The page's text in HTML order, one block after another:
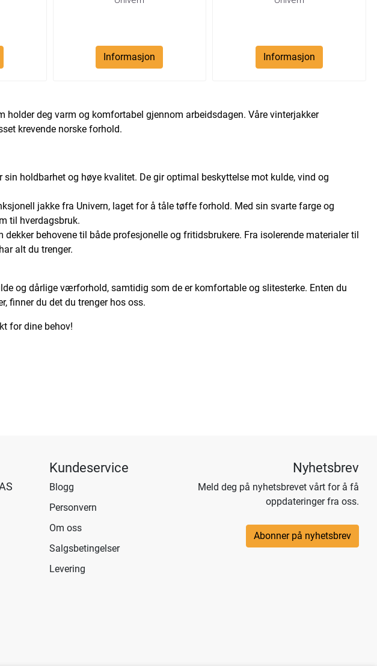
Informasjon Informasjon
holder deg varm og komfortabel gjennom arbeidsdagen. Våre vinterjakker
krevende norske forhold.
sin holdbarhet og høye kvalitet. De gir optimal beskyttelse mot kulde, vind og
jakke fra Univern, laget for å tåle tøffe forhold. Med sin svarte farge og
til hverdagsbruk.
behovene til både profesjonelle og fritidsbrukere. Fra isolerende materialer til
alt du trenger.
og dårlige værforhold, samtidig som de er komfortable og slitesterke. Enten du
finner du det du trenger hos oss.
for dine behov!
Kundeservice
Blogg
Personvern
Om oss
Salgsbetingelser
Levering
Nyhetsbrev
Meld deg på nyhetsbrevet vårt for å få
oppdateringer fra oss.
Abonner på nyhetsbrev